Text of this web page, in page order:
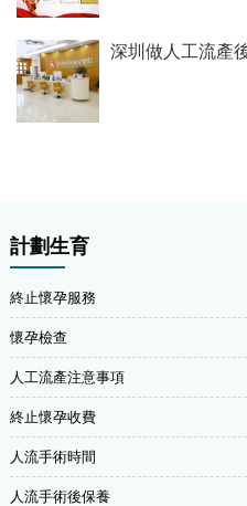
深圳做人工流產
計劃生育
終止懷孕服務
懷孕檢查
人工流產注意事項
終止懷孕收費
人流手術時間
人流手術後保養